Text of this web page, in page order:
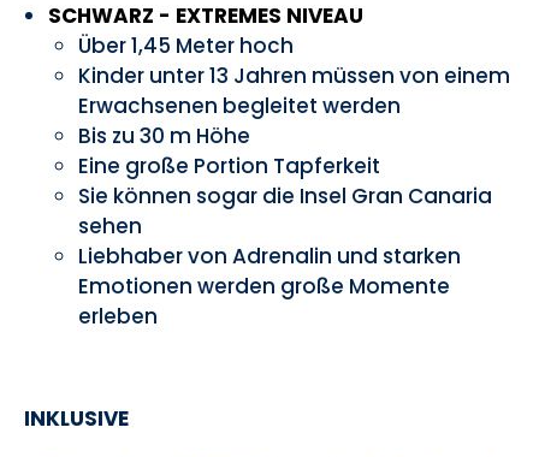
SCHWARZ - EXTREMES NIVEAU
Über 1,45 Meter hoch
Kinder unter 13 Jahren müssen von einem
Erwachsenen begleitet werden
Bis zu 30 m Höhe
Eine große Portion Tapferkeit
Sie können sogar die Insel Gran Canaria
sehen
Liebhaber von Adrenalin und starken
Emotionen werden große Momente
erleben
INKLUSIVE